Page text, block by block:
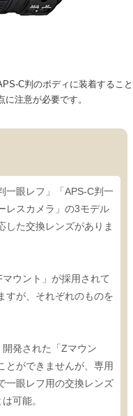
C判のボディに装着すること
注意が必要です。
一眼レフ」「APS-C判一
レスカメラ」の3モデル
した交換レンズがありま
ウント」が採用されて
すが、それぞれのものを
発された「Zマウン
とができませんが、専用
一眼レフ用の交換レンズ
可能。